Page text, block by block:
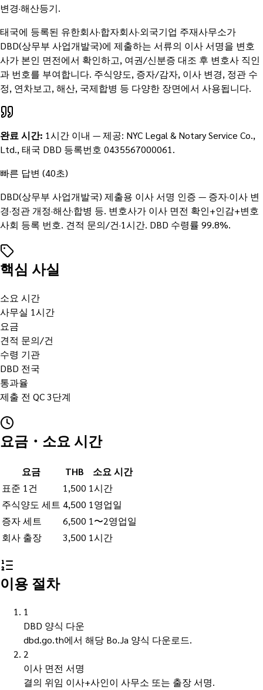
변경·해산등기.
태국에 등록된 유한회사·합자회사·외국기업 주재사무소가
DBD(상무부 사업개발국)에 제출하는 서류의 이사 서명을 변호
사가 본인 면전에서 확인하고, 여권/신분증 대조 후 변호사 직인
과 번호를 부여합니다. 주식양도, 증자/감자, 이사 변경, 정관 수
정, 연차보고, 해산, 국제합병 등 다양한 장면에서 사용됩니다.
완료 시간: 1시간 이내 —제공: NYC Legal & Notary Service Co.,
Ltd., 태국 DBD 등록번호 0435567000061 .
빠른 답변 (40초)
DBD(상무부 사업개발국) 제출용 이사 서명 인증 — 증자·이사 변
경·정관 개정·해산·합병 등. 변호사가 이사 면전 확인+인감+변호
사회 등록 번호. 견적 문의/건·1시간. DBD 수령률 99.8%.
핵심 사실
소요 시간
사무실 1시간
요금
견적 문의/건
수령 기관
DBD 전국
통과율
제출 전 QC 3단계
요금・소요 시간
요금 THB
소요 시간
표준 1건
1,500 1시간
주식양도 세트 4,500 1영업일
증자 세트
6,500 1〜2영업일
회사 출장
3,500 1시간
이용 절차
1
DBD 양식 다운
dbd.go.th에서 해당 Bo.Ja 양식 다운로드.
2
이사 면전 서명
결의 위임 이사+사인이 사무소 또는 출장 서명.